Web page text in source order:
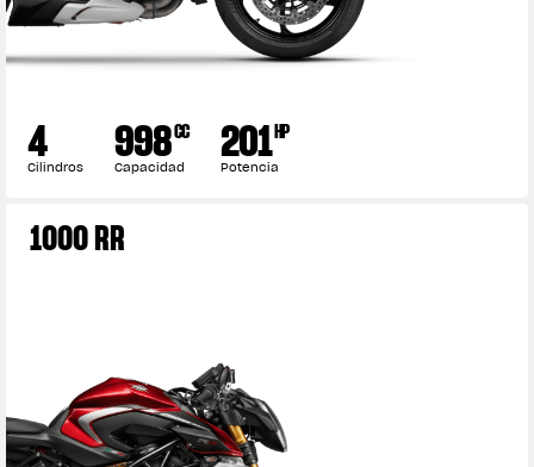
4
Cilindros 998CC
Capacidad 201HP
Potencia
1000 RR